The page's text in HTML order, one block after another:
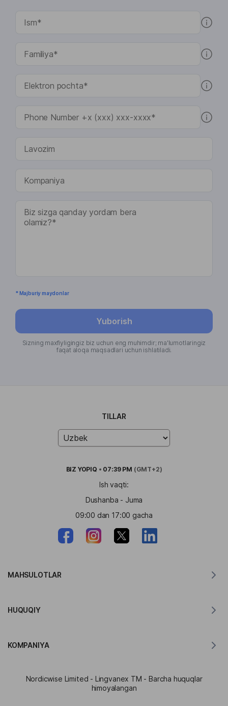
* Majburiy maydonlar
Yuborish
Sizning maxfiyligingiz biz uchun eng muhimdir; ma'lumotlaringiz
faqat aloqa maqsadlari uchun ishlatiladi.
TILLAR
BIZ YOPIQ • 07:39 PM (GMT+2)
Ish vaqti:
Dushanba - Juma
09:00 dan 17:00 gacha
MAHSULOTLAR
Edge uchun tarjimon
Firefox uchun tarjimon
HUQUQIY
Affiliate dasturiga ariza shakli
Affiliate dasturi shartlari va qoidalari
KOMPANIYA
Matbaa
Nordicwise Limited - Lingvanex TM - Barcha huquqlar
himoyalangan